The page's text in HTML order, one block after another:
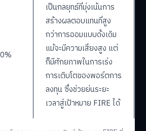
เป็นกลยุทธ์ที่มุ่งเน้นการ
สร้างผลตอบแทนที่สูง
กว่าการออมแบบดั้งเดิม
แม้จะมีความเสี่ยงสูง แต่
ก็มีศักยภาพในการเร่ง
การเติบโตของพอร์ตการ
ลงทุน ซึ่งช่วยย่นระยะ
เวลาสู่เป้าหมาย FIRE ได้